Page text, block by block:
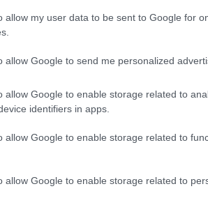
allow my user data to be sent to Google for
allow Google to send me personalized
allow Google to enable storage related to
identifiers in apps.
allow Google to enable storage related to
allow Google to enable storage related to
dell’inflazione, in
sulle spese dei consumatori,
2025, sono stati posticipati. Questo
tempo per raccogliere dati accurati,
sue analisi.